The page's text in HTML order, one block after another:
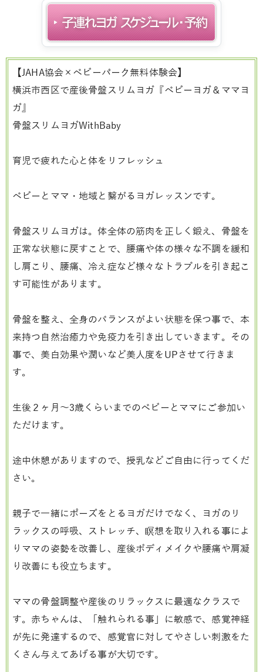
【JAHA協会×ベビーパーク無料体験会】
横浜市西区で産後骨盤スリムヨガ『ベビーヨガ＆ママヨ
ガ』
骨盤スリムヨガWithBaby
育児で疲れた心と体をリフレッシュ
ベビーとママ・地域と繋がるヨガレッスンです。
骨盤スリムヨガは。体全体の筋肉を正しく鍛え、骨盤を
正常な状態に戻すことで、腰痛や体の様々な不調を緩和
し肩こり、腰痛、冷え症など様々なトラブルを引き起こ
す可能性があります。
骨盤を整え、全身のバランスがよい状態を保つ事で、本
来持つ自然治癒力や免疫力を引き出していきます。その
事で、美白効果や潤いなど美人度をUPさせて行きま
す。
生後２ヶ月～3歳くらいまでのベビーとママにご参加い
ただけます。
途中休憩がありますので、授乳などご自由に行ってくだ
さい。
親子で一緒にポーズをとるヨガだけでなく、ヨガのリ
ラックスの呼吸、ストレッチ、瞑想を取り入れる事によ
りママの姿勢を改善し、産後ボディメイクや腰痛や肩凝
り改善にも役立ちます。
ママの骨盤調整や産後のリラックスに最適なクラスで
す。赤ちゃんは、「触れられる事」に敏感で、感覚神経
が先に発達するので、感覚官に対してやさしい刺激をた
くさん与えてあげる事が大切です。